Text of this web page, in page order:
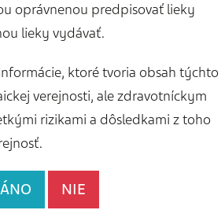
Mám záujem o
materiály pre
Diár pacienta s
hlavy
oprávnenou predpisovať lieky
lieky vydávať.
ktoré tvoria obsah týchto
verejnosti, ale zdravotníckym
rizikami a dôsledkami z toho
ÁNO NIE